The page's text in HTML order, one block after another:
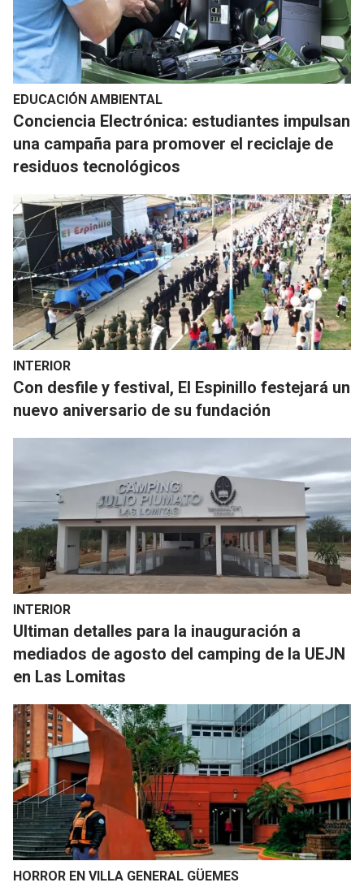
EDUCACIÓN AMBIENTAL
Conciencia Electrónica: estudiantes impulsan
una campaña para promover el reciclaje de
residuos tecnológicos
INTERIOR
Con desfile y festival, El Espinillo festejará un
nuevo aniversario de su fundación
INTERIOR
Ultiman detalles para la inauguración a
mediados de agosto del camping de la UEJN
en Las Lomitas
HORROR EN VILLA GENERAL GÜEMES